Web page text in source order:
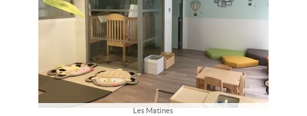
Les Matines